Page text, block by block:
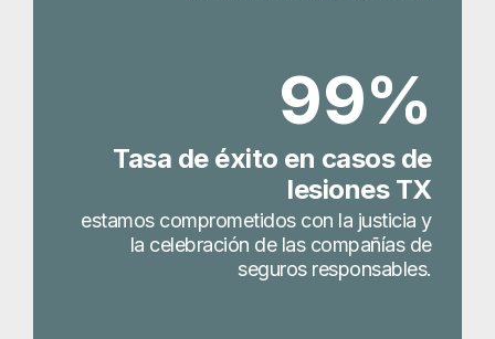
99%
Tasa de éxito en casos de
lesiones TX
estamos comprometidos con la justicia y
la celebración de las compañías de
seguros responsables.